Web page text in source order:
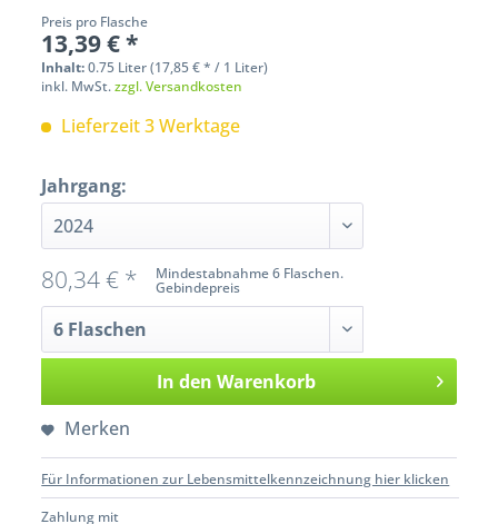
Preis pro Flasche
13,39 € *
Inhalt:0.75 Liter (17,85 € * / 1 Liter)
inkl. MwSt.zzgl. Versandkosten
Lieferzeit 3 Werktage
Jahrgang:
Mindestabnahme 6 Flaschen.
Gebindepreis
80,34 € *
In den Warenkorb
Merken
Für Informationen zur Lebensmittelkennzeichnung hier klicken
Zahlung mit